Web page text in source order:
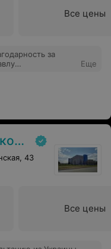
Все цены
за
и понимание
Еще
43
Все цены